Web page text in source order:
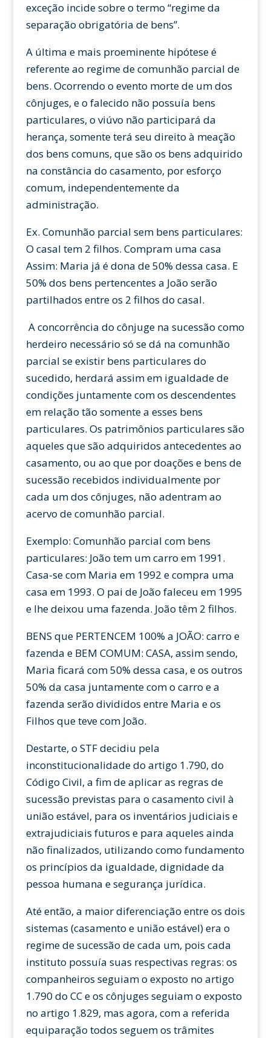
exceção incide sobre o termo “regime da
separação obrigatória de bens”.
A última e mais proeminente hipótese é
referente ao regime de comunhão parcial de
bens. Ocorrendo o evento morte de um dos
cônjuges, e o falecido não possuía bens
particulares, o viúvo não participará da
herança, somente terá seu direito à meação
dos bens comuns, que são os bens adquirido
na constância do casamento, por esforço
comum, independentemente da
administração.
Ex. Comunhão parcial sem bens particulares:
O casal tem 2 filhos. Compram uma casa
Assim: Maria já é dona de 50% dessa casa. E
50% dos bens pertencentes a João serão
partilhados entre os 2 filhos do casal.
A concorrência do cônjuge na sucessão como
herdeiro necessário só se dá na comunhão
parcial se existir bens particulares do
sucedido, herdará assim em igualdade de
condições juntamente com os descendentes
em relação tão somente a esses bens
particulares. Os patrimônios particulares são
aqueles que são adquiridos antecedentes ao
casamento, ou ao que por doações e bens de
sucessão recebidos individualmente por
cada um dos cônjuges, não adentram ao
acervo de comunhão parcial.
Exemplo: Comunhão parcial com bens
particulares: João tem um carro em 1991.
Casa-se com Maria em 1992 e compra uma
casa em 1993. O pai de João faleceu em 1995
e lhe deixou uma fazenda. João têm 2 filhos.
BENS que PERTENCEM 100% a JOÃO: carro e
fazenda e BEM COMUM: CASA, assim sendo,
Maria ficará com 50% dessa casa, e os outros
50% da casa juntamente com o carro e a
fazenda serão divididos entre Maria e os
Filhos que teve com João.
Destarte, o STF decidiu pela
inconstitucionalidade do artigo 1.790, do
Código Civil, a fim de aplicar as regras de
sucessão previstas para o casamento civil à
união estável, para os inventários judiciais e
extrajudiciais futuros e para aqueles ainda
não finalizados, utilizando como fundamento
os princípios da igualdade, dignidade da
pessoa humana e segurança jurídica.
Até então, a maior diferenciação entre os dois
sistemas (casamento e união estável) era o
regime de sucessão de cada um, pois cada
instituto possuía suas respectivas regras: os
companheiros seguiam o exposto no artigo
1.790 do CC e os cônjuges seguiam o exposto
no artigo 1.829, mas agora, com a referida
equiparação todos seguem os trâmites